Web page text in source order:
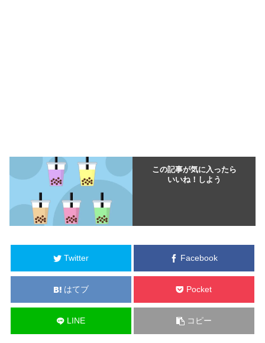
この記事が気に入ったら
いいね！しよう
Twitter Facebook
はてブ Pocket
LINE コピー